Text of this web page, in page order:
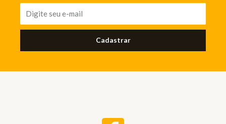
Cadastrar